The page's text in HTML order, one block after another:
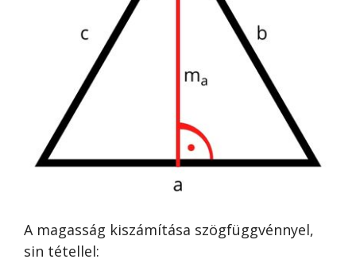
A magasság kiszámítása szögfüggvénnyel,
sin tétellel: